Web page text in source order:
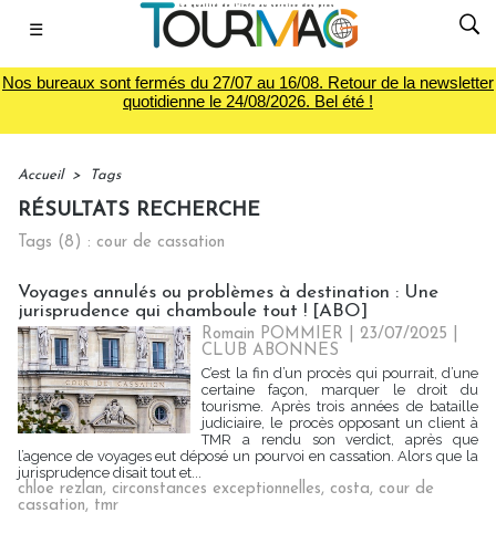
☰
Nos bureaux sont fermés du 27/07 au 16/08. Retour de la newsletter
quotidienne le 24/08/2026. Bel été !
Accueil > Tags
RÉSULTATS RECHERCHE
Tags (8) : cour de cassation
Voyages annulés ou problèmes à destination : Une
jurisprudence qui chamboule tout ! [ABO]
Romain POMMIER | 23/07/2025
CLUB ABONNES
C’est la fin d’un procès qui pourrait, d’une
certaine façon, marquer le droit du
tourisme. Après trois années de bataille
judiciaire, le procès opposant un client à
TMR a rendu son verdict, après que
l’agence de voyages eut déposé un pourvoi en cassation. Alors que la
jurisprudence disait tout et...
chloe rezlan, circonstances exceptionnelles, costa, cour de
cassation, tmr